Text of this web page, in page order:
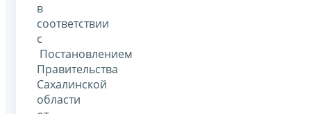
в
соответствии
с
Постановлением
Правительства
Сахалинской
области